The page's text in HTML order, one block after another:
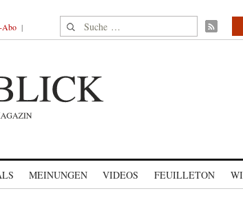
Abo Suche nach:
MEINUNGEN VIDEOS FEUILLETON